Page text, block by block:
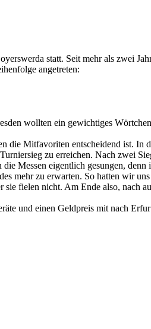
statt. Seit mehr als zwei
angetreten:
wollten ein gewichtiges
die Mitfavoriten entscheidend ist.
zu erreichen. Nach zwei
Messen eigentlich gesungen,
mehr zu erwarten. So hatten wir
fielen nicht. Am Ende also, nach
und einen Geldpreis mit nach